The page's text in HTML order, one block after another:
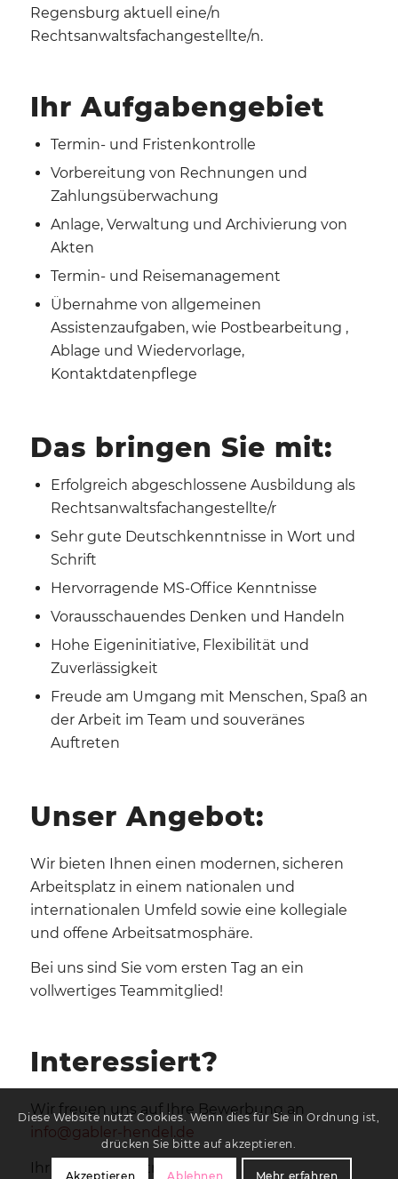
Regensburg aktuell eine/n
Rechtsanwaltsfachangestellte/n.
Ihr Aufgabengebiet
Termin- und Fristenkontrolle
Vorbereitung von Rechnungen und
Zahlungsüberwachung
Anlage, Verwaltung und Archivierung von
Akten
Termin- und Reisemanagement
Übernahme von allgemeinen
Assistenzaufgaben, wie Postbearbeitung ,
Ablage und Wiedervorlage,
Kontaktdatenpflege
Das bringen Sie mit:
Erfolgreich abgeschlossene Ausbildung als
Rechtsanwaltsfachangestellte/r
Sehr gute Deutschkenntnisse in Wort und
Schrift
Hervorragende MS-Office Kenntnisse
Vorausschauendes Denken und Handeln
Hohe Eigeninitiative, Flexibilität und
Zuverlässigkeit
Freude am Umgang mit Menschen, Spaß an
der Arbeit im Team und souveränes
Auftreten
Unser Angebot:
Wir bieten Ihnen einen modernen, sicheren
Arbeitsplatz in einem nationalen und
internationalen Umfeld sowie eine kollegiale
und offene Arbeitsatmosphäre.
Bei uns sind Sie vom ersten Tag an ein
vollwertiges Teammitglied!
Interessiert?
Wir freuen uns auf Ihre Bewerbung an
info@gabler-hendel.de
Ihr Ansprechpartner
Diese Website nutzt Cookies. Wenn dies für Sie in Ordnung ist,
drücken Sie bitte auf akzeptieren.
Akzeptieren Ablehnen Mehr erfahren